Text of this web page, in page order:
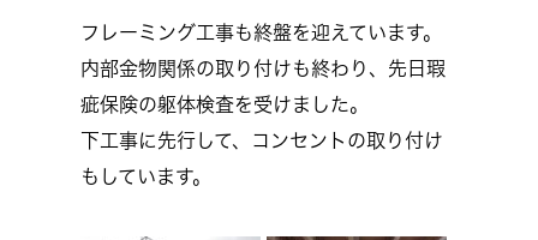
フレーミング工事も終盤を迎えています。
内部金物関係の取り付けも終わり、先日瑕
疵保険の躯体検査を受けました。
下工事に先行して、コンセントの取り付け
もしています。